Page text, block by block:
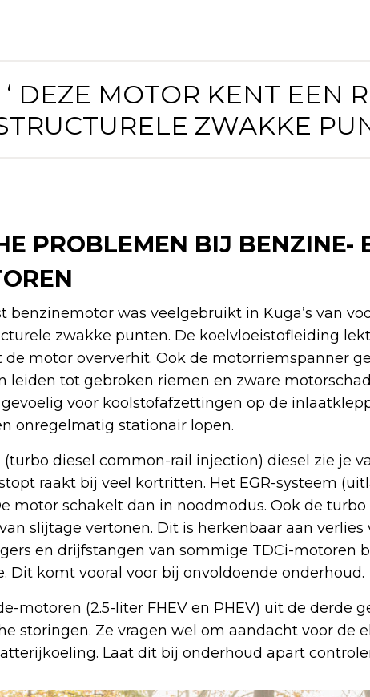
‘ DEZE MOTOR KENT EEN
ZWAKKE
PROBLEMEN BIJ BENZINE-
benzinemotor was veelgebruikt in Kuga’s van
zwakke punten. De koelvloeistofleiding
de motor oververhit. Ook de motorriemspanner
leiden tot gebroken riemen en zware
voor koolstofafzettingen op de
onregelmatig stationair lopen.
(turbo diesel common-rail injection) diesel zie je
raakt bij veel kortritten. Het EGR-systeem
motor schakelt dan in noodmodus. Ook de turbo
slijtage vertonen. Dit is herkenbaar aan verlies
en drijfstangen van sommige TDCi-motoren
Dit komt vooral voor bij onvoldoende onderhoud.
motoren (2.5-liter FHEV en PHEV) uit de derde
storingen. Ze vragen wel om aandacht voor de
Laat dit bij onderhoud apart